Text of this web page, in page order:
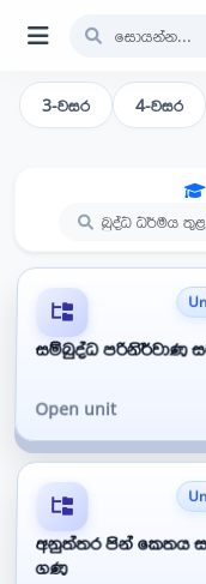
3-වසර 4-වසර
සම්බුද්ධ පරිනිර්වාණ
Open unit
අනුත්තර පින් කෙතය
ගණ